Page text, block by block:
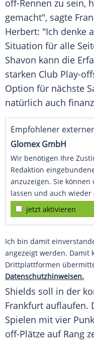
off-Rennen zu sein,
gemacht", sagte
Herbert: "Ich denke
Situation für alle
Shavon kann die
starken Club Play-
Option für nächste
natürlich auch
Empfohlener
Glomex GmbH
Wir benötigen Ihre
Redaktion
anzuzeigen. Sie
lassen und auch wieder
jetzt aktivieren
Ich bin damit
angezeigt werden. Damit
Drittplattformen
Datenschutzhinweisen.
Shields soll in der
Frankfurt auflaufen.
Spielen mit vier
off-Plätze auf Rang